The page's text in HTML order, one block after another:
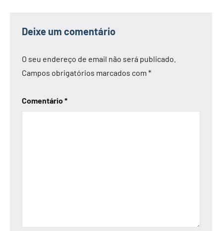
Deixe um comentário
O seu endereço de email não será publicado.
Campos obrigatórios marcados com *
Comentário*